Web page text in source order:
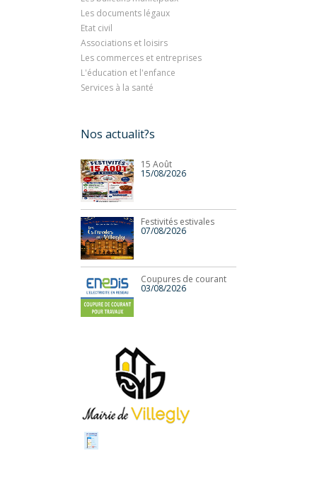
Les documents légaux
Etat civil
Associations et loisirs
Les commerces et entreprises
L'éducation et l'enfance
Services à la santé
Nos actualit?s
15 Août
15/08/2026
Festivités estivales
07/08/2026
Coupures de courant
03/08/2026